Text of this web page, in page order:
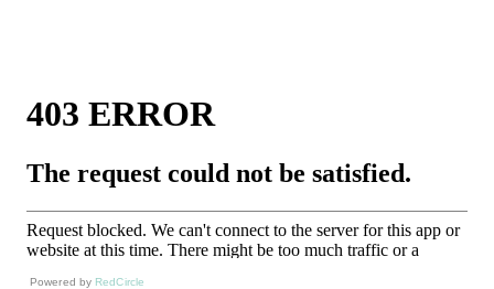
Powered by RedCircle